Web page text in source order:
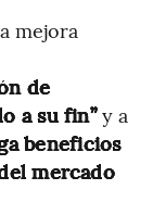
mejora
de
a su fin”y a
beneficios
mercado